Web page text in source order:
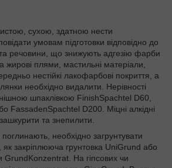
сухою, здатною нести
умовам підготовки відповідно до
речовини, що знижують адгезію фарби
жирові плями, мастильні матеріали,
нестійкі лакофарбові покриття, а
необхідно видалити. Нерівності
шпаклівкою FinishSpachtel D60,
FassadenSpachtel D200. Міцні алкідні
та знепилити.
необхідно загрунтувати
закріплююча грунтовка UniGrund або
GrundKonzentrat. На гіпсових чи